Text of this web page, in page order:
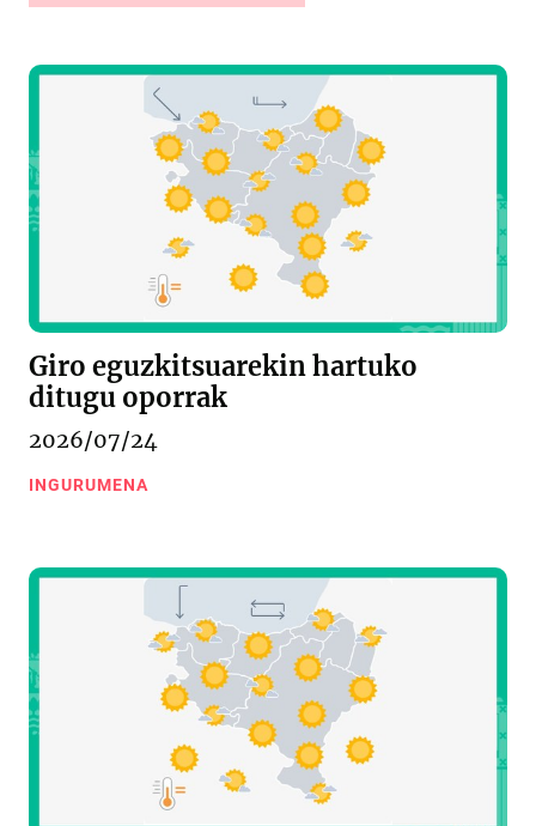
Giro eguzkitsuarekin hartuko
ditugu oporrak
2026/07/24
INGURUMENA